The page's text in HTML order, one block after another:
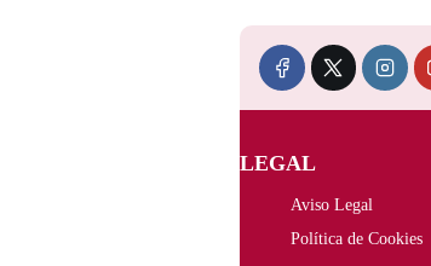
LEGAL
Aviso Legal
Política de Cookies